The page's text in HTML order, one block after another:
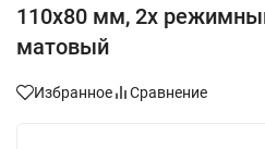
110х80 мм, 2х
матовый
Избранное Сравнение